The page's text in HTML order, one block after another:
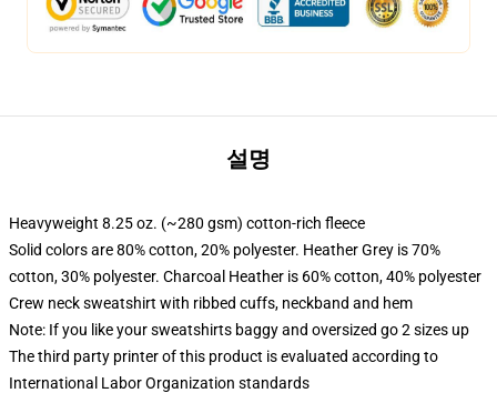
설명
Heavyweight 8.25 oz. (~280 gsm) cotton-rich fleece
Solid colors are 80% cotton, 20% polyester. Heather Grey is 70%
cotton, 30% polyester. Charcoal Heather is 60% cotton, 40% polyester
Crew neck sweatshirt with ribbed cuffs, neckband and hem
Note: If you like your sweatshirts baggy and oversized go 2 sizes up
The third party printer of this product is evaluated according to
International Labor Organization standards